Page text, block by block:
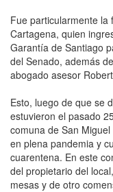
Fue particularmente la
Cartagena, quien
Garantía de Santiago
del Senado, además
abogado asesor
Esto, luego de que se
estuvieron el pasado
comuna de San Miguel
en plena pandemia y
cuarentena. En este
del propietario del
mesas y de otro